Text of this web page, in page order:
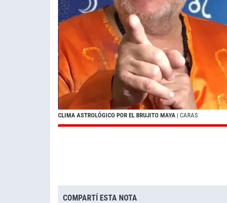
CLIMA ASTROLÓGICO POR EL BRUJITO MAYA | CARAS
COMPARTÍ ESTA NOTA